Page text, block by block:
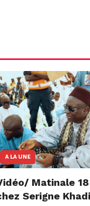
A LA UNE
Matinale
Serigne